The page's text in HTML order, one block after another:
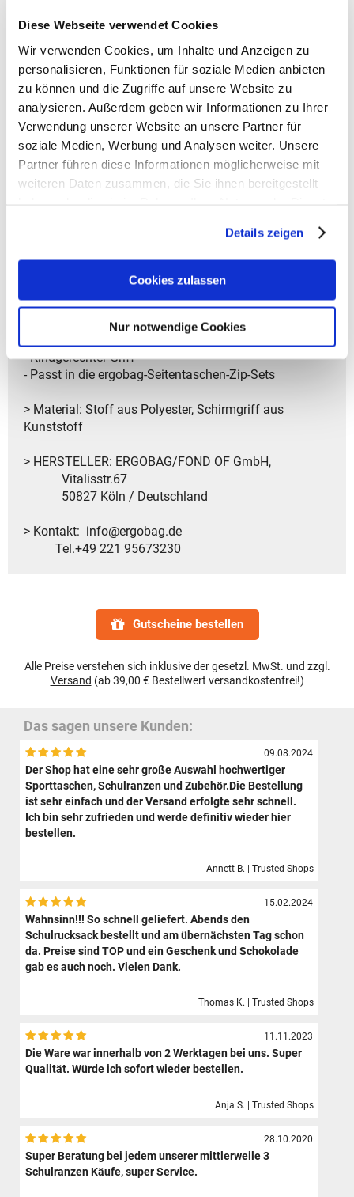
Diese Webseite verwendet Cookies
Wir verwenden Cookies, um Inhalte und Anzeigen zu
personalisieren, Funktionen für soziale Medien anbieten
zu können und die Zugriffe auf unsere Website zu
analysieren. Außerdem geben wir Informationen zu Ihrer
Verwendung unserer Website an unsere Partner für
soziale Medien, Werbung und Analysen weiter. Unsere
Partner führen diese Informationen möglicherweise mit
weiteren Daten zusammen, die Sie ihnen bereitgestellt
Details zeigen
Cookies zulassen
Nur notwendige Cookies
Aus 0,8 recycelten PET-Flaschen (0,5 l)
- Größe: 21x21x4 cm (B/H/T)
- Kindgerechter Griff
- Passt in die ergobag-Seitentaschen-Zip-Sets
> Material: Stoff aus Polyester, Schirmgriff aus
Kunststoff
> HERSTELLER: ERGOBAG/FOND OF GmbH,
Vitalisstr.67
50827 Köln / Deutschland
> Kontakt: info@ergobag.de
Tel.+49 221 95673230
Gutscheine bestellen
Alle Preise verstehen sich inklusive der gesetzl. MwSt. und zzgl.
Versand (ab 39,00 € Bestellwert versandkostenfrei!)
Das sagen unsere Kunden:
09.08.2024
Der Shop hat eine sehr große Auswahl hochwertiger
Sporttaschen, Schulranzen und Zubehör.Die Bestellung
ist sehr einfach und der Versand erfolgte sehr schnell.
Ich bin sehr zufrieden und werde definitiv wieder hier
bestellen.
Annett B. | Trusted Shops
15.02.2024
Wahnsinn!!! So schnell geliefert. Abends den
Schulrucksack bestellt und am übernächsten Tag schon
da. Preise sind TOP und ein Geschenk und Schokolade
gab es auch noch. Vielen Dank.
Thomas K. | Trusted Shops
11.11.2023
Die Ware war innerhalb von 2 Werktagen bei uns. Super
Qualität. Würde ich sofort wieder bestellen.
Anja S. | Trusted Shops
28.10.2020
Super Beratung bei jedem unserer mittlerweile 3
Schulranzen Käufe, super Service.